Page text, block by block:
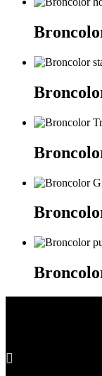
